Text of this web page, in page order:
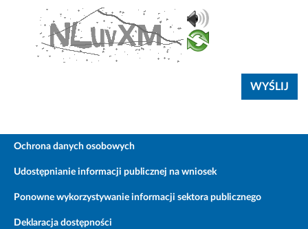
Ochrona danych osobowych
Udostępnianie informacji publicznej na wniosek
Ponowne wykorzystywanie informacji sektora publicznego
Deklaracja dostępności